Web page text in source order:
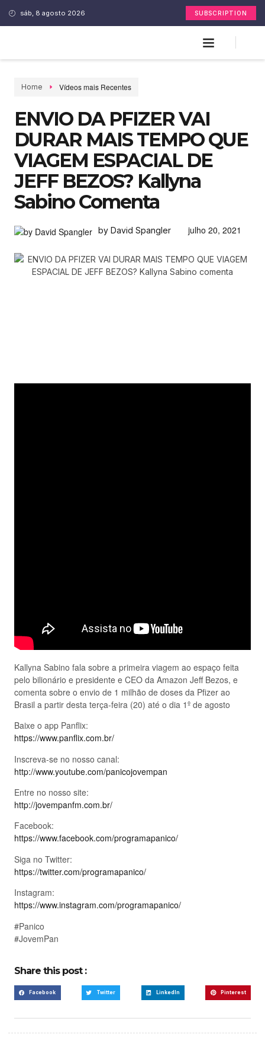
sáb, 8 agosto 2026 SUBSCRIPTION
Home Vídeos mais Recentes
ENVIO DA PFIZER VAI
DURAR MAIS TEMPO QUE
VIAGEM ESPACIAL DE
JEFF BEZOS? Kallyna
Sabino Comenta
by David Spangler julho 20, 2021
Kallyna Sabino fala sobre a primeira viagem ao espaço feita
pelo bilionário e presidente e CEO da Amazon Jeff Bezos, e
comenta sobre o envio de 1 milhão de doses da Pfizer ao
Brasil a partir desta terça-feira (20) até o dia 1º de agosto
Baixe o app Panflix:
https://www.panflix.com.br/
Inscreva-se no nosso canal:
http://www.youtube.com/panicojovempan
Entre no nosso site:
http://jovempanfm.com.br/
Facebook:
https://www.facebook.com/programapanico/
Siga no Twitter:
https://twitter.com/programapanico/
Instagram:
https://www.instagram.com/programapanico/
#Panico
#JovemPan
Share this post :
Facebook Twitter LinkedIn Pinterest